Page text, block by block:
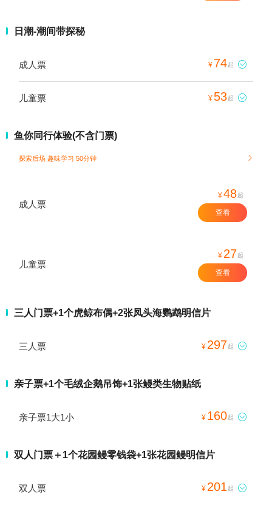
日潮-潮间带探秘
成人票 ¥ 74起 
儿童票 ¥ 53起 
鱼你同行体验(不含门票)
探索后场 趣味学习 50分钟 
成人票
¥48起
查看
儿童票
¥ 27起
查看
三人门票+1个虎鲸布偶+2张凤头海鹦鹉明信片
三人票 ¥ 297起 
亲子票+1个毛绒企鹅吊饰+1张鳗类生物贴纸
亲子票1大1小 ¥ 160起 
双人门票＋1个花园鳗零钱袋+1张花园鳗明信片
双人票 ¥ 201 起 